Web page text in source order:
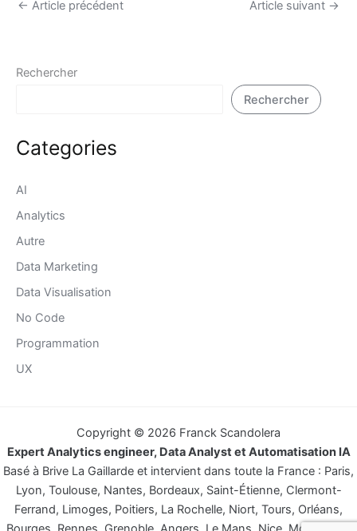
← Article précédent Article suivant →
Rechercher
Rechercher
Categories
AI
Analytics
Autre
Data Marketing
Data Visualisation
No Code
Programmation
UX
Copyright © 2026 Franck Scandolera
Expert Analytics engineer, Data Analyst et Automatisation IA
Basé à Brive La Gaillarde et intervient dans toute la France : Paris,
Lyon, Toulouse, Nantes, Bordeaux, Saint-Étienne, Clermont-
Ferrand, Limoges, Poitiers, La Rochelle, Niort, Tours, Orléans,